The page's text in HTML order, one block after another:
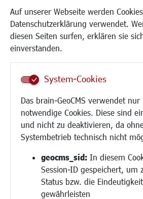
Auf unserer Webseite werden
Datenschutzerklärung verwendet.
diesen Seiten surfen, erklären sie
einverstanden.
System-Cookies
Das brain-GeoCMS verwendet
notwendige Cookies. Diese sind
und nicht zu deaktivieren, da
Systembetrieb technisch nicht
geocms_sid: In diesem
Session-ID gespeichert, um
Status bzw. die
gewährleisten
Kinderbetreuung
Kinder und Jugend
Institutionen für Familien
Frauen
Schule
Demokratie leben
Ukrainehilfe
Hilfe für Geflüchtete
Religion
Bauen/Umwelt/Mobilität
Bebauungsplanung